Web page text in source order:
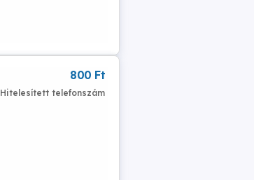
800 Ft
Hitelesített telefonszám